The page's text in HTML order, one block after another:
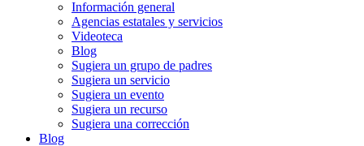
Información general
Agencias estatales y servicios
Videoteca
Blog
Sugiera un grupo de padres
Sugiera un servicio
Sugiera un evento
Sugiera un recurso
Sugiera una corrección
Blog